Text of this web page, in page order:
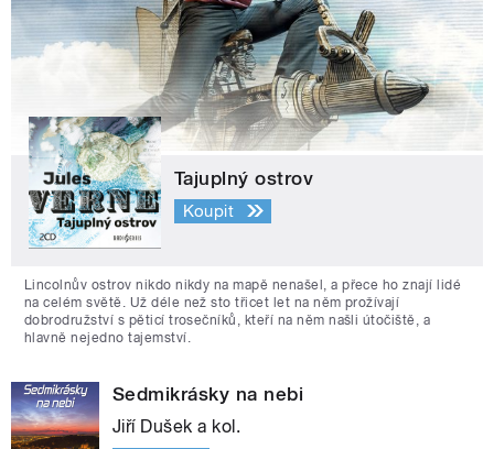
Tajuplný ostrov
Koupit
Lincolnův ostrov nikdo nikdy na mapě nenašel, a přece ho znají lidé
na celém světě. Už déle než sto třicet let na něm prožívají
dobrodružství s pěticí trosečníků, kteří na něm našli útočiště, a
hlavně nejedno tajemství.
Sedmikrásky na nebi
Jiří Dušek a kol.